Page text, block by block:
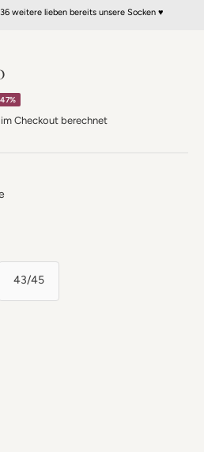
weitere lieben bereits unsere Socken ♥
Checkout berechnet
43/45